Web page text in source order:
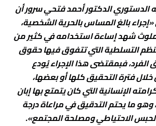
الدستوري الدكتور أحمد فتحي سرور أن
بالغ المساس بالحرية الشخصية،
شهد إساءة استخدامه في كثير من
التسلطية التي تتفوق فيها حقوق
فبمقتضى هذا الإجراء يُودع
فترة التحقيق كلها أو بعضها،
الإنسانية التي كان يتمتع بها إبان
ما يحتم التدقيق في مراعاة درجة
الحبس الاحتياطي ومصلحة المجتمع».